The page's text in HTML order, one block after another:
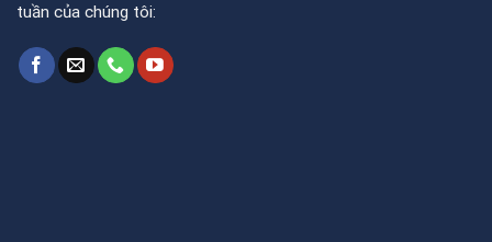
tuần của chúng tôi: